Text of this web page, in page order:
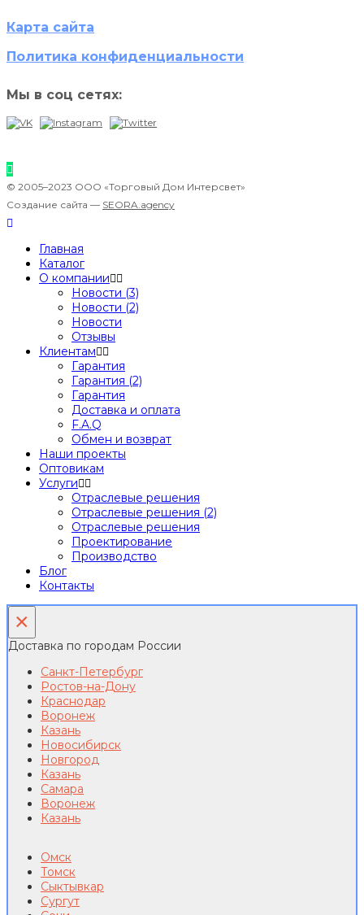
Карта сайта
Политика конфиденциальности
Мы в соц сетях:
© 2005–2023 ООО «Торговый Дом Интерсвет»
Создание сайта — SEORA.agency
Главная
Каталог
О компании
Новости (3)
Новости (2)
Новости
Отзывы
Клиентам
Гарантия
Гарантия (2)
Гарантия
Доставка и оплата
F.A.Q
Обмен и возврат
Наши проекты
Оптовикам
Услуги
Отраслевые решения
Отраслевые решения (2)
Отраслевые решения
Проектирование
Производство
Блог
Контакты
×
Доставка по городам России
Санкт-Петербург
Ростов-на-Дону
Краснодар
Воронеж
Казань
Новосибирск
Новгород
Казань
Самара
Воронеж
Казань
Омск
Томск
Сыктывкар
Сургут